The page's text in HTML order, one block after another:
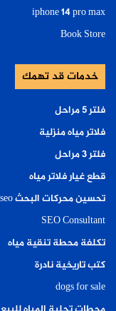
iphone 14 pro max
Book Store
خدمات قد تهمك
فلتر ٥ مراحل
فلاتر مياه منزلية
فلتر ٣ مراحل
قطع غيار فلاتر مياه
تحسين محركات البحث seo
SEO Consultant
تكلفة محطة تنقية مياه
كتب تاريخية نادرة
dogs for sale